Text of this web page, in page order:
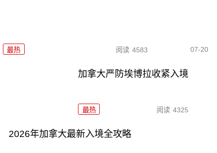
最热 阅读 4583 07-20
加拿大严防埃博拉收紧入境
最热 阅读 4325
2026年加拿大最新入境全攻略